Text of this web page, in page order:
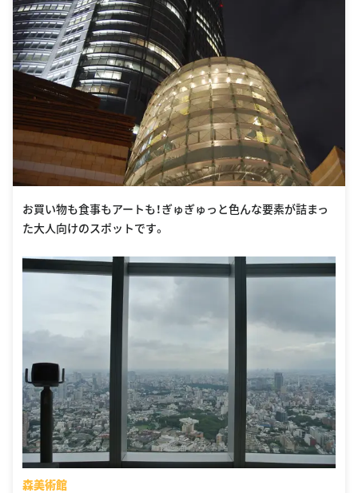
お買い物も食事もアートも！ぎゅぎゅっと色んな要素が詰まっ
た大人向けのスポットです。
森美術館